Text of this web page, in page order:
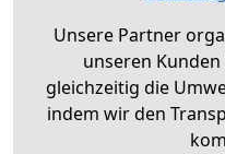
Unsere Partner
unseren
gleichzeitig die
indem wir den